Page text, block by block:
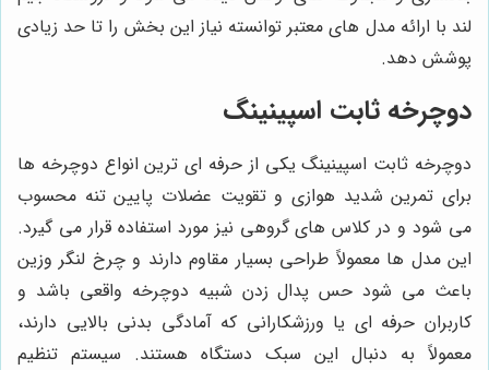
لند با ارائه مدل های معتبر توانسته نیاز این بخش را تا حد زیادی
پوشش دهد.
دوچرخه ثابت اسپینینگ
دوچرخه ثابت اسپینینگ یکی از حرفه ای ترین انواع دوچرخه ها
برای تمرین شدید هوازی و تقویت عضلات پایین تنه محسوب
می شود و در کلاس های گروهی نیز مورد استفاده قرار می گیرد.
این مدل ها معمولاً طراحی بسیار مقاوم دارند و چرخ لنگر وزین
باعث می شود حس پدال زدن شبیه دوچرخه واقعی باشد و
کاربران حرفه ای یا ورزشکارانی که آمادگی بدنی بالایی دارند،
معمولاً به دنبال این سبک دستگاه هستند. سیستم تنظیم